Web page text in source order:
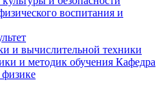
воспитания и
и вычислительной техники
и методик обучения Кафедра